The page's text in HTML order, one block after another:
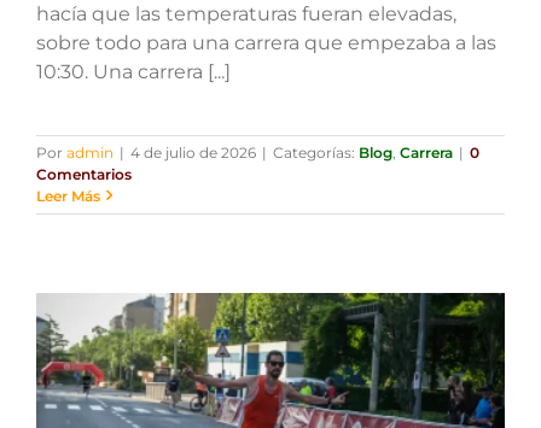
hacía que las temperaturas fueran elevadas,
sobre todo para una carrera que empezaba a las
10:30. Una carrera [...]
Por admin | 4 de julio de 2026 | Categorías: Blog, Carrera | 0
Comentarios
Leer Más